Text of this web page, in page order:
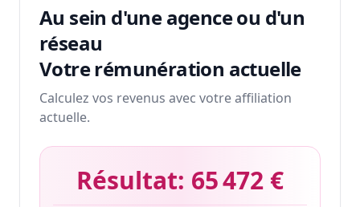
Au sein d'une agence ou d'un
réseau
Votre rémunération actuelle
Calculez vos revenus avec votre affiliation
actuelle.
Résultat: 65 472 €